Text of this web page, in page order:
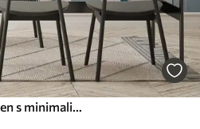
Abstraktná kompozícia stien s minimalistickým dizajnom